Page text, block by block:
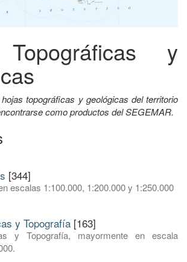
y
topográficas y geológicas del territorio
como productos del SEGEMAR.
[344]
escalas 1:100.000, 1:200.000 y 1:250.000
y Topografía [163]
y Topografía, mayormente en escala